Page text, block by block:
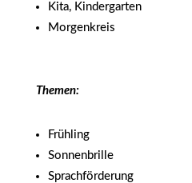
Kita, Kindergarten
Morgenkreis
Themen:
Frühling
Sonnenbrille
Sprachförderung